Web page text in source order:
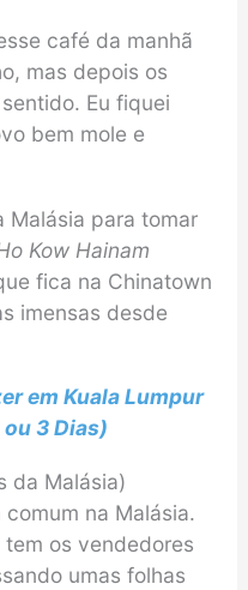
café da manhã
mas depois os
Eu fiquei
bem mole e
Malásia para tomar
Kow Hainam
fica na Chinatown
imensas desde
em Kuala Lumpur
ou 3 Dias)
da Malásia)
na Malásia.
os vendedores
umas folhas